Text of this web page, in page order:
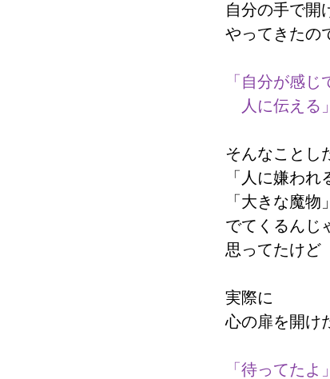
自分の手で開
やってきたの
「自分が感じ
人に伝える」
そんなことし
「人に嫌われ
「大きな魔物」
でてくるんじ
思ってたけど
実際に
心の扉を開け
「待ってたよ」